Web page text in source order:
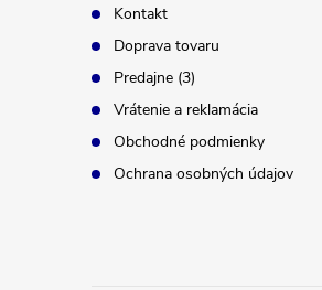
y
v
ý
p
i
s
Kontakt
Doprava tovaru
Predajne (3)
Vrátenie a reklamácia
Obchodné podmienky
Ochrana osobných údajov